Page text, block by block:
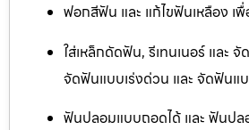
ฟอกสีฟัน และ แก้ไขฟันเหลือง เ
ใส่เหล็กดัดฟัน, รีเทนเนอร์ และ
จัดฟันแบบเร่งด่วน และ จัดฟันแ
ฟันปลอมแบบถอดได้ และ ฟันปล